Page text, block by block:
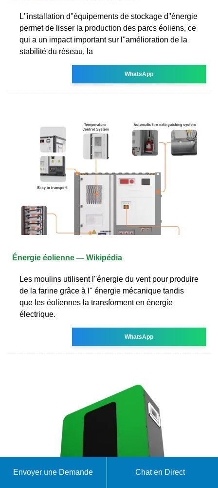
L''installation d''équipements de stockage d''énergie
permet de lisser la production des parcs éoliens, ce
qui a un impact important sur l''amélioration de la
stabilité du réseau, la
WhatsApp
Énergie éolienne — Wikipédia
Les moulins utilisent l''énergie du vent pour produire
de la farine grâce à l'' énergie mécanique tandis
que les éoliennes la transforment en énergie
électrique.
WhatsApp
Envoyer une Demande Chat en Direct